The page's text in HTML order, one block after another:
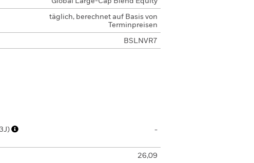
täglich, berechnet auf Basis von
Terminpreisen
BSLNVR7
-
26,09